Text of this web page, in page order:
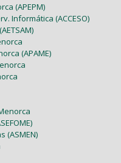
(APEPM)
Informática (ACCESO)
(APAME)
(ASMEN)